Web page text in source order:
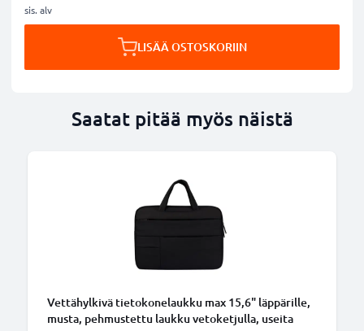
sis. alv
LISÄÄ OSTOSKORIIN
Saatat pitää myös näistä
Vettähylkivä tietokonelaukku max 15,6" läppärille,
musta, pehmustettu laukku vetoketjulla, useita